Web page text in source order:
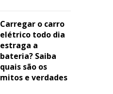
Carregar o carro
elétrico todo dia
estraga a
bateria? Saiba
quais são os
mitos e verdades